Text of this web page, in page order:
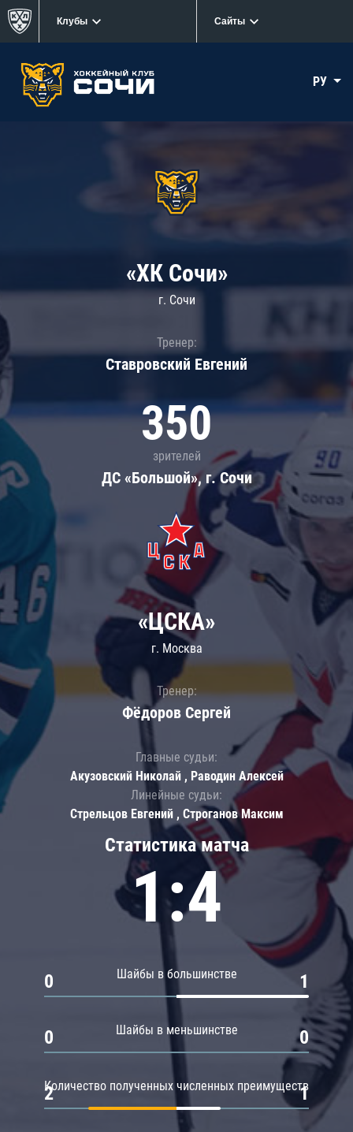
Клубы Сайты
РУ
«ХК Сочи»
г. Сочи
Тренер:
Ставровский Евгений
350
зрителей
ДС «Большой», г. Сочи
Статистика матча
1:4
Шайбы в большинстве
0 1
Шайбы в меньшинстве
0 0
Количество полученных численных преимуществ
2 1
«ЦСКА»
г. Москва
Тренер:
Фёдоров Сергей
Главные судьи:
Акузовский Николай , Раводин Алексей
Линейные судьи:
Стрельцов Евгений , Строганов Максим